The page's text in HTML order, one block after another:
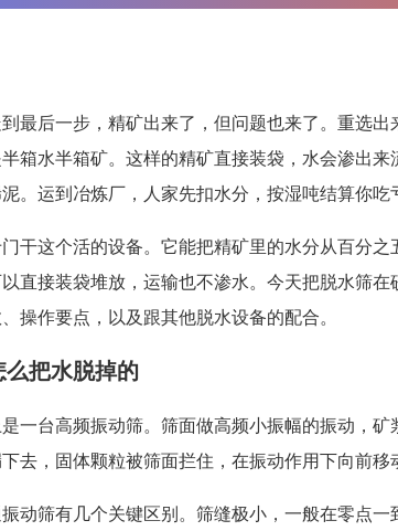
最后一步，精矿出来了，但问题也来了。重选出
箱水半箱矿。这样的精矿直接装袋，水会渗出
。运到冶炼厂，人家先扣水分，按湿吨结算你吃
干这个活的设备。它能把精矿里的水分从百分
直接装袋堆放，运输也不渗水。今天把脱水筛
操作要点，以及跟其他脱水设备的配合。
么把水脱掉的
一台高频振动筛。筛面做高频小振幅的振动，
去，固体颗粒被筛面拦住，在振动作用下向前移
动筛有几个关键区别。筛缝极小，一般在零点